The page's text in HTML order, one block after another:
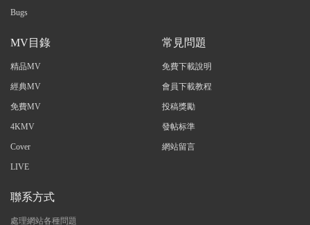
Bugs
MV目錄
精品MV
經典MV
免費MV
4KMV
Cover
LIVE
常見問題
免費下載說明
會員下載教程
投稿獎勵
發帖标準
網站留言
聯系方式
處理網站各種問題